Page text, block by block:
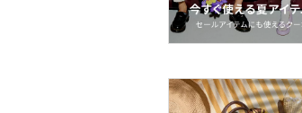
文房具
福袋・ギフト・その他